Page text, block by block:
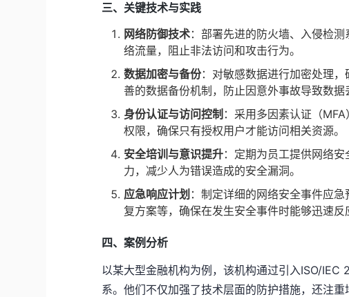
三、关键技术与实践
网络防御技术：部署先进的防火墙、入侵检
络流量，阻止非法访问和攻击行为。
数据加密与备份：对敏感数据进行加密处理
善的数据备份机制，防止因意外事故导致数据
身份认证与访问控制 ：采用多因素认证（
权限，确保只有授权用户才能访问相关资源。
安全培训与意识提升：定期为员工提供网络
力，减少人为错误造成的安全漏洞。
应急响应计划 ：制定详细的网络安全事件应
复方案等，确保在发生安全事件时能够迅速反
四、案例分析
以某大型金融机构为例，该机构通过引入ISO/
系。他们不仅加强了技术层面的防护措施，还注